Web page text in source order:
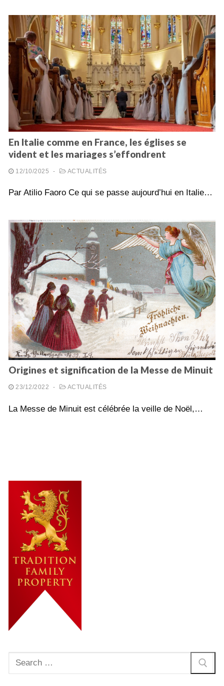
En Italie comme en France, les églises se
vident et les mariages s’effondrent
12/10/2025 - ACTUALITÉS
Par Atilio Faoro Ce qui se passe aujourd’hui en Italie…
Origines et signification de la Messe de Minuit
23/12/2022 - ACTUALITÉS
La Messe de Minuit est célébrée la veille de Noël,…
Rechercher
: